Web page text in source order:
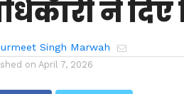
ने दिए
Singh Marwah
on April 7, 2026